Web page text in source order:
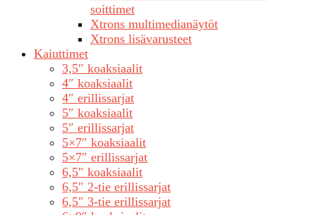
soittimet
Xtrons multimedianäytöt
Xtrons lisävarusteet
Kaiuttimet
3,5″ koaksiaalit
4″ koaksiaalit
4″ erillissarjat
5″ koaksiaalit
5″ erillissarjat
5×7″ koaksiaalit
5×7″ erillissarjat
6,5″ koaksiaalit
6,5″ 2-tie erillissarjat
6,5″ 3-tie erillissarjat